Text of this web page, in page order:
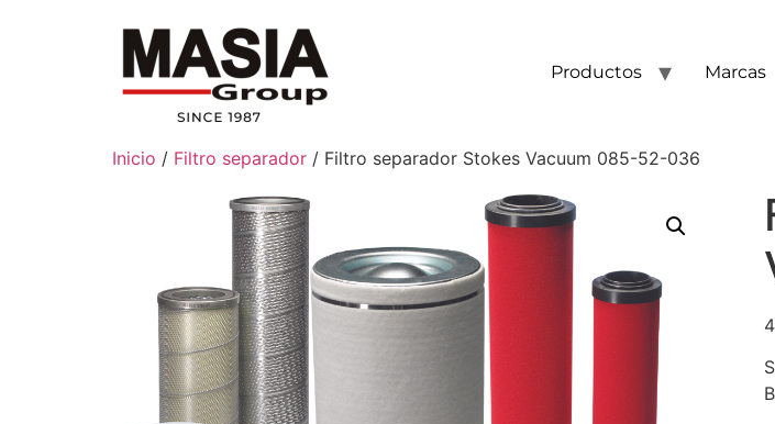
Productos Marcas
Inicio / Filtro separador / Filtro separador Stokes Vacuum 085-52-036